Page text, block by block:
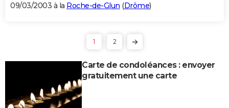
09/03/2003 à la Roche-de-Glun (Drôme)
1 2
Carte de condoléances : envoyer
gratuitement une carte